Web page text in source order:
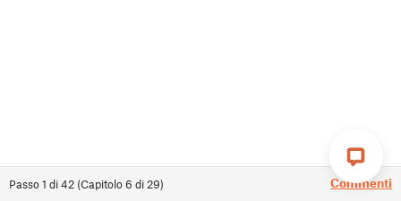
Passo1 di42 (Capitolo6 di 29) Commenti